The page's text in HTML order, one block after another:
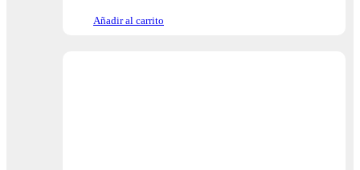
Añadir al carrito